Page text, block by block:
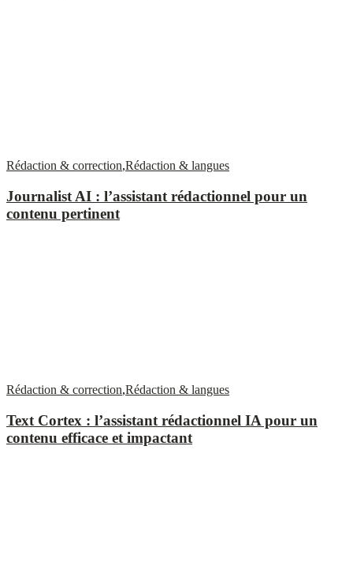
Rédaction & correction,Rédaction & langues
Journalist AI : l’assistant rédactionnel pour un
contenu pertinent
Rédaction & correction,Rédaction & langues
Text Cortex : l’assistant rédactionnel IA pour un
contenu efficace et impactant